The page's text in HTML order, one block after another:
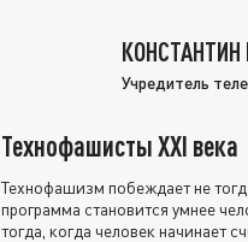
Учредитель
Технофашисты XXI века
Технофашизм побеждает не
программа становится умнее
тогда, когда человек начинает